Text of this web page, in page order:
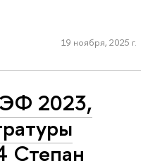
19 ноября, 2025 г.
2023,
Степан